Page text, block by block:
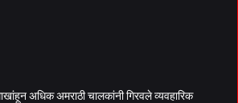
अधिक अमराठी चालकांनी गिरवले व्यवहारिक